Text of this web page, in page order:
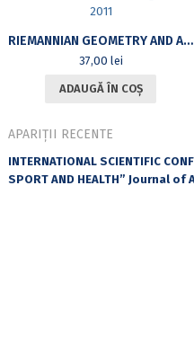
RIEMANNIAN GEOMETRY AND APPLICATIONS. PROCEEDINGS RIGA 2011
37,00 lei
ADAUGĂ ÎN COȘ
APARIȚII RECENTE
INTERNATIONAL SCIENTIFIC
SPORT AND HEALTH” Journal